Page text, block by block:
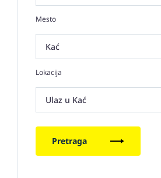
Mesto
Lokacija
Ulaz u Kać
Pretraga